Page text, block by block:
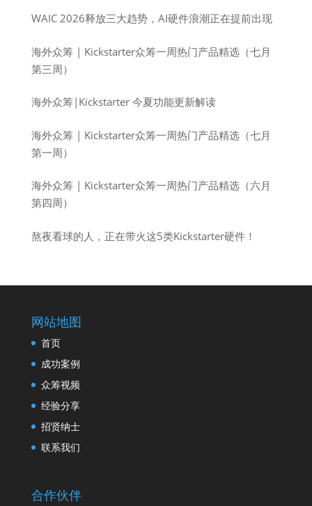
WAIC 2026释放三大趋势，AI硬件浪潮正在提前出现
海外众筹 | Kickstarter众筹一周热门产品精选（七月
第三周）
海外众筹|Kickstarter 今夏功能更新解读
海外众筹 | Kickstarter众筹一周热门产品精选（七月
第一周）
海外众筹 | Kickstarter众筹一周热门产品精选（六月
第四周）
熬夜看球的人，正在带火这5类Kickstarter硬件！
网站地图
首页
成功案例
众筹视频
经验分享
招贤纳士
联系我们
合作伙伴